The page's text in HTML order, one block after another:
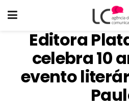
Editora
celebra 10
evento